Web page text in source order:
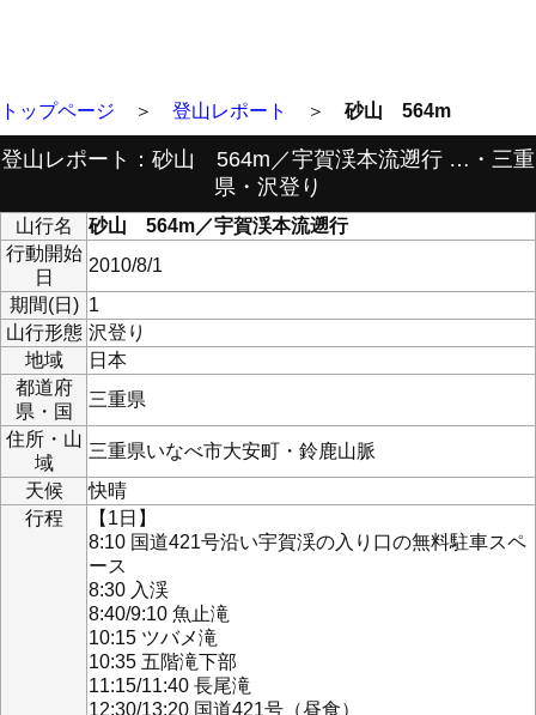
トップページ ＞ 登山レポート ＞ 砂山 564m
登山レポート：砂山 564m／宇賀渓本流遡行 …・三重
県・沢登り
山行名
砂山 564m／宇賀渓本流遡行
行動開始
日
2010/8/1
期間(日) 1
山行形態 沢登り
地域
日本
都道府
県・国
三重県
住所・山
域
三重県いなべ市大安町・鈴鹿山脈
天候
快晴
行程
【1日】
8:10 国道421号沿い宇賀渓の入り口の無料駐車スペ
ース
8:30 入渓
8:40/9:10 魚止滝
10:15 ツバメ滝
10:35 五階滝下部
11:15/11:40 長尾滝
12:30/13:20 国道421号（昼食）